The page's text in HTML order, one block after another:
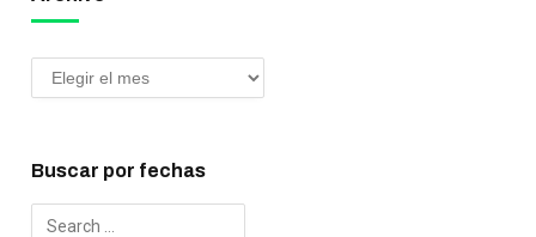
Buscar por fechas